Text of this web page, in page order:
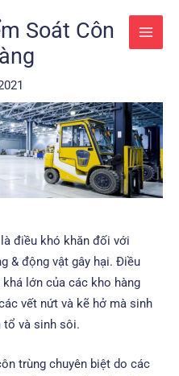
Soát Côn
điều khó khăn đối với
& động vật gây hại. Điều
lớn của các kho hàng
vết nứt và kẽ hở mà sinh
tổ và sinh sôi.
trùng chuyên biệt do các